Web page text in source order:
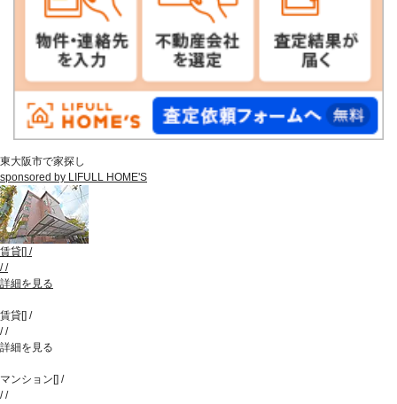
東大阪市で家探し
sponsored by LIFULL HOME'S
賃貸[] /
//
詳細を見る
賃貸[] /
//
詳細を見る
マンション [] /
//